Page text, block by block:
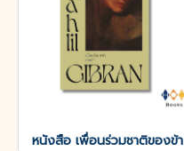
หนังสือ เพื่อนร่วมชาติของข้า